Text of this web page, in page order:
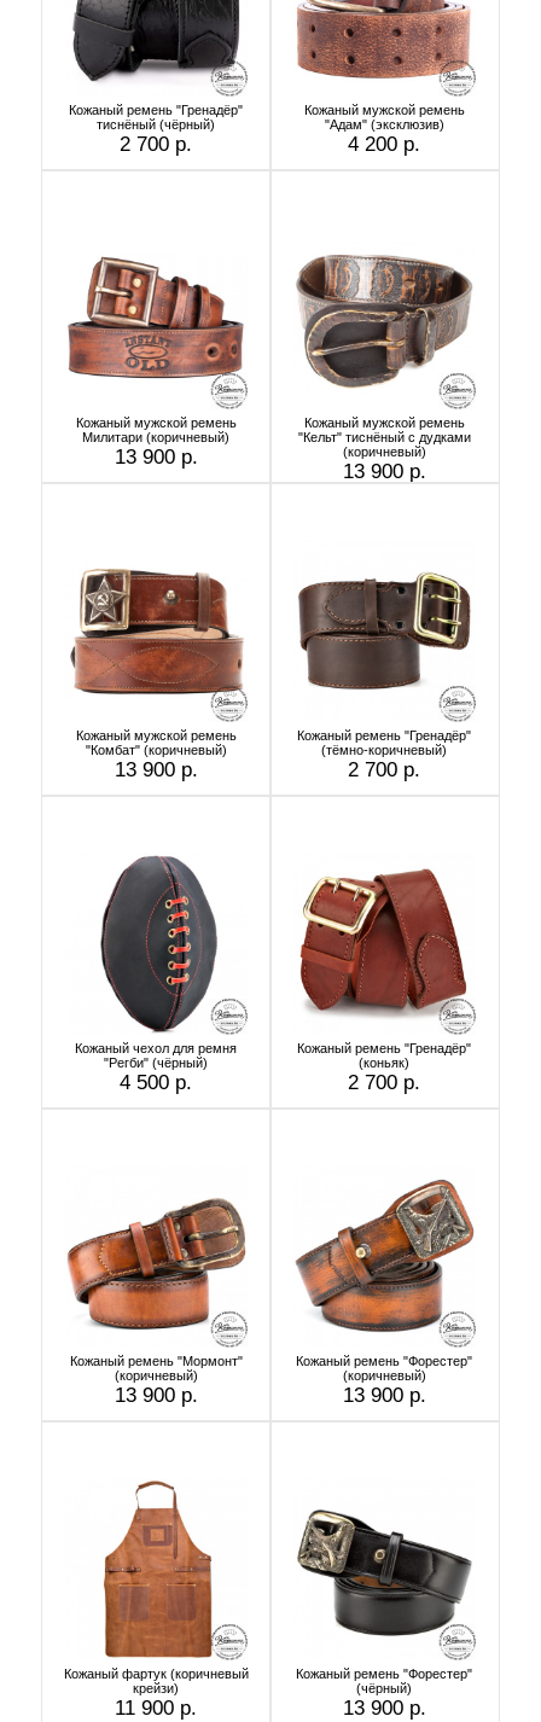
Кожаный ремень "Гренадёр"
тиснёный (чёрный)
2 700 р.
Кожаный мужской ремень
"Адам" (эксклюзив)
4 200 р.
Кожаный мужской ремень
Милитари (коричневый)
13 900 р.
Кожаный мужской ремень
"Кельт" тиснёный с дудками
(коричневый)
13 900 р.
Кожаный мужской ремень
"Комбат" (коричневый)
13 900 р.
Кожаный ремень "Гренадёр"
(тёмно-коричневый)
2 700 р.
Кожаный чехол для ремня
"Регби" (чёрный)
4 500 р.
Кожаный ремень "Гренадёр"
(коньяк)
2 700 р.
Кожаный ремень "Мормонт"
(коричневый)
13 900 р.
Кожаный ремень "Форестер"
(коричневый)
13 900 р.
Кожаный фартук (коричневый
крейзи)
11 900 р.
Кожаный ремень "Форестер"
(чёрный)
13 900 р.